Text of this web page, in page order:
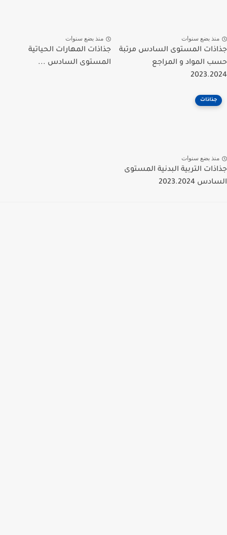
منذ بضع سنوات
جذاذات المستوى السادس مرتبة
حسب المواد و المراجع
2023.2024
منذ بضع سنوات
جذاذات المهارات الحياتية
المستوى السادس ...
جذاذات
منذ بضع سنوات
جذاذات التربية البدنية المستوى
السادس 2023.2024